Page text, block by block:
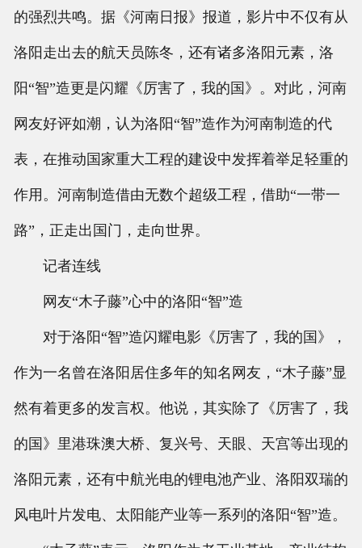
的强烈共鸣。据《河南日报》报道，影片中不仅有从
洛阳走出去的航天员陈冬，还有诸多洛阳元素，洛
阳“智”造更是闪耀《厉害了，我的国》。对此，河南
网友好评如潮，认为洛阳“智”造作为河南制造的代
表，在推动国家重大工程的建设中发挥着举足轻重的
作用。河南制造借由无数个超级工程，借助“一带一
路”，正走出国门，走向世界。
记者连线
网友“木子藤”心中的洛阳“智”造
对于洛阳“智”造闪耀电影《厉害了，我的国》，
作为一名曾在洛阳居住多年的知名网友，“木子藤”显
然有着更多的发言权。他说，其实除了《厉害了，我
的国》里港珠澳大桥、复兴号、天眼、天宫等出现的
洛阳元素，还有中航光电的锂电池产业、洛阳双瑞的
风电叶片发电、太阳能产业等一系列的洛阳“智”造。